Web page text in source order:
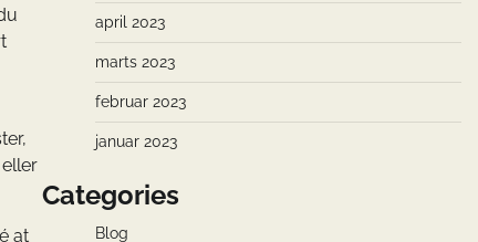
at
april 2023
marts 2023
februar 2023
januar 2023
Categories
Blog